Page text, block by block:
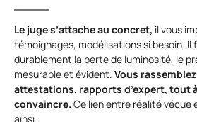
Le juge s’attache au concret, il vous
témoignages, modélisations si besoin. Il
durablement la perte de luminosité, le
mesurable et évident. Vous
attestations, rapports d’expert, tout
convaincre. Ce lien entre réalité vécue
ainsi.